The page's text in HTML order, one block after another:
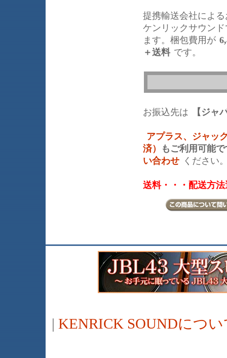
提携輸送会社によ
ケンリックサウン
ます。梱包費用が
＋送料 です。
お振込先は 【ジャ
アプラス、ジャッ
済）
もご利用可能
い合わせ ください
送料・・・配送方
| KENRICK SOUNDにつ